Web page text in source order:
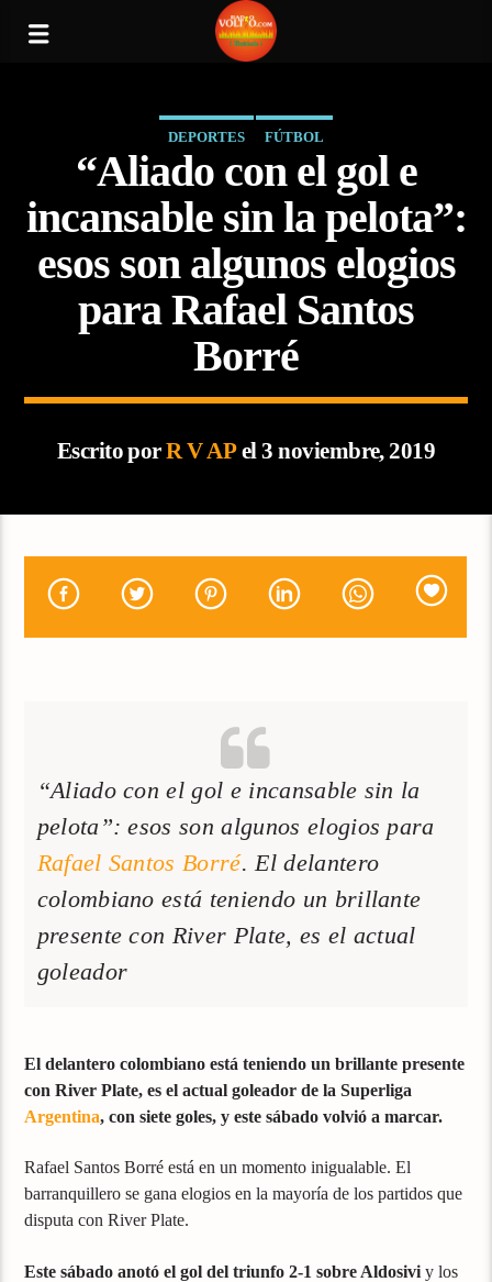
DEPORTES FÚTBOL
“Aliado con el gol e
incansable sin la pelota”:
esos son algunos elogios
para Rafael Santos
Borré
Escrito porR V APel 3 noviembre, 2019
“Aliado con el gol e incansable sin la
pelota”: esos son algunos elogios para
Rafael Santos Borré. El delantero
colombiano está teniendo un brillante
presente con River Plate, es el actual
goleador
El delantero colombiano está teniendo un brillante presente
con River Plate, es el actual goleador de la Superliga
Argentina, con siete goles, y este sábado volvió a marcar.
Rafael Santos Borré está en un momento inigualable. El
barranquillero se gana elogios en la mayoría de los partidos que
disputa con River Plate.
Este sábado anotó el gol del triunfo 2-1 sobre Aldosiviy los